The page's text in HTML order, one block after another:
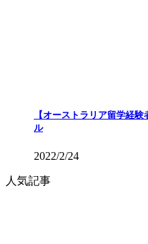
【オーストラリア留学経
ル
2022/2/24
人気記事